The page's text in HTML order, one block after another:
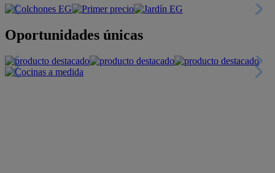
Oportunidades únicas